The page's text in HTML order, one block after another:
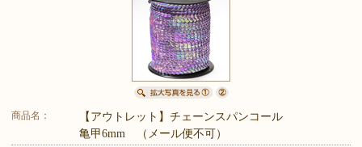
商品名：
【アウトレット】チェーンスパンコール
亀甲6mm （メール便不可）